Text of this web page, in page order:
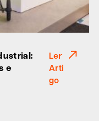
e
Ler
Arti
go